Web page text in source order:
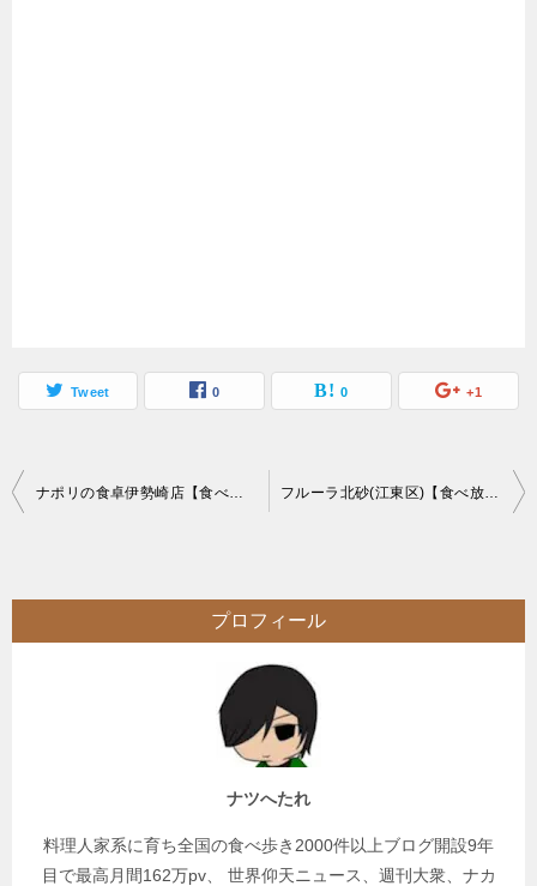
Tweet 0 0 +1
投
ビ
ゲ
ナポリの食卓伊勢崎店【食べ放題】久々の巡回ピザバイキングはスイーツピザもあり フルーラ北砂(江東区)【食べ放題】スイーツも充実したモール内の大繁盛バイキング
プロフィール
ナツへたれ
料理人家系に育ち全国の食べ歩き2000件以上ブログ開設9年
目で最高月間162万pv、 世界仰天ニュース、週刊大衆、ナカ